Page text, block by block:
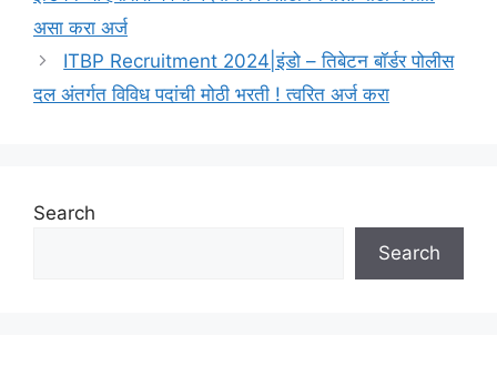
असा करा अर्ज
ITBP Recruitment 2024|इंडो – तिबेटन बॉर्डर पोलीस
दल अंतर्गत विविध पदांची मोठी भरती ! त्वरित अर्ज करा
Search
Search